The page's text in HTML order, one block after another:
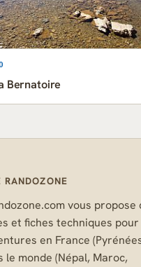
Bernatoire
RANDOZONE
vous propose
et fiches techniques pour
en France
le monde (Népal, Maroc,